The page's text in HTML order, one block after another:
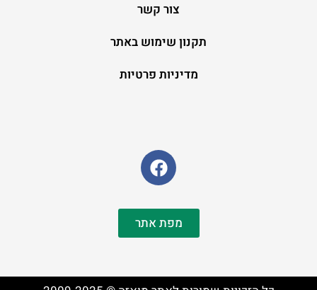
צור קשר
תקנון שימוש באתר
מדיניות פרטיות
מפת אתר